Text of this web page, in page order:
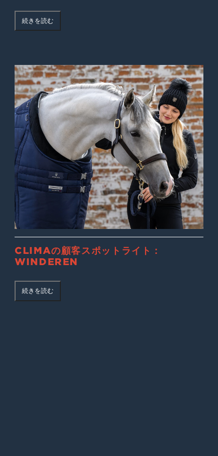
続きを読む
CLIMAの顧客スポットライト：
WINDEREN
続きを読む